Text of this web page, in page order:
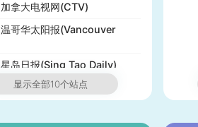
加拿大电视网(CTV)
温哥华太阳报(Vancouver
星岛日报(Sing Tao Daily)
显示全部10个站点